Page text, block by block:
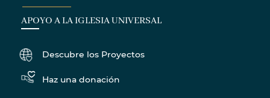
APOYO A LA IGLESIA UNIVERSAL
Descubre los Proyectos
Haz una donación